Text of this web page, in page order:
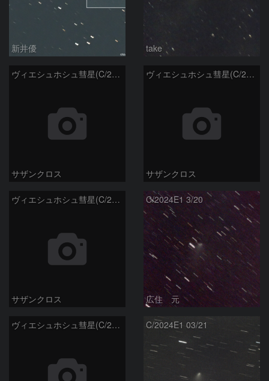
新井優 take
ヴィエシュホシュ彗星(C/2024E1) 3月14日Seestar50
サザンクロス
ヴィエシュホシュ彗星(C/2024E1) 3月11日Seestar50
サザンクロス
ヴィエシュホシュ彗星(C/2024E1) 3月‎5日Seestar50
サザンクロス
C/2024E1 3/20
広住 元
ヴィエシュホシュ彗星(C/2024E1) 3月‎1日Seestar50 C/2024E1 03/21